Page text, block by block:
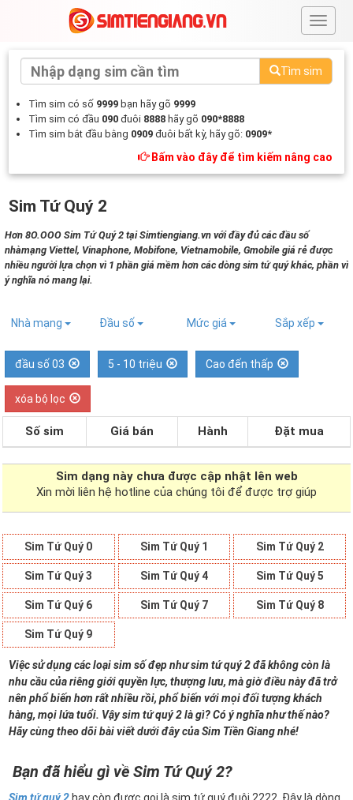
#
Tìm sim
Tìm sim có số 9999 bạn hãy gõ 9999
Tìm sim có đầu 090 đuôi 8888 hãy gõ 090*8888
Tìm sim bắt đầu bằng 0909 đuôi bất kỳ, hãy gõ: 0909*
Bấm vào đây để tìm kiếm nâng cao
Sim Tứ Quý 2
Hơn 8O.OOO Sim Tứ Quý 2 tại Simtiengiang.vn với đầy đủ các đầu số
nhàmạng Viettel, Vinaphone, Mobifone, Vietnamobile, Gmobile giá rẻ được
nhiều người lựa chọn vì 1 phần giá mềm hơn các dòng sim tứ quý khác, phần vì
ý nghĩa nó mang lại.
Nhà mạng Đầu số Mức giá Sắp xếp
đầu số 03 5 - 10 triệu Cao đến thấp
xóa bộ lọc
Số sim Giá bán Hành Đặt mua
Sim dạng này chưa được cập nhật lên web
Xin mời liên hệ hotline của chúng tôi để được trợ giúp
Sim Tứ Quý 0 Sim Tứ Quý 1 Sim Tứ Quý 2
Sim Tứ Quý 3 Sim Tứ Quý 4 Sim Tứ Quý 5
Sim Tứ Quý 6 Sim Tứ Quý 7 Sim Tứ Quý 8
Sim Tứ Quý 9
Việc sử dụng các loại sim số đẹp như sim tứ quý 2 đã không còn là
nhu cầu của riêng giới quyền lực, thượng lưu, mà giờ điều này đã trở
nên phổ biến hơn rất nhiều rồi, phổ biến với mọi đối tượng khách
hàng, mọi lứa tuổi. Vậy sim tứ quý 2 là gì? Có ý nghĩa như thế nào?
Hãy cùng theo dõi bài viết dưới đây của Sim Tiền Giang nhé!
Bạn đã hiểu gì về Sim Tứ Quý 2?